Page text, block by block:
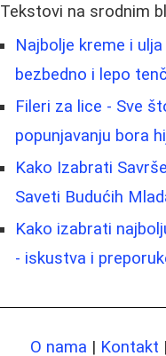
Tekstovi na srodnim
Najbolje kreme i
bezbedno i lepo
Fileri za lice - Sve
popunjavanju bora
Kako Izabrati
Saveti Budućih
Kako izabrati
- iskustva i
O nama | Kontakt |